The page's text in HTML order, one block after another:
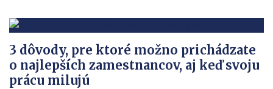
3 dôvody, pre ktoré možno prichádzate
o najlepších zamestnancov, aj keď svoju
prácu milujú